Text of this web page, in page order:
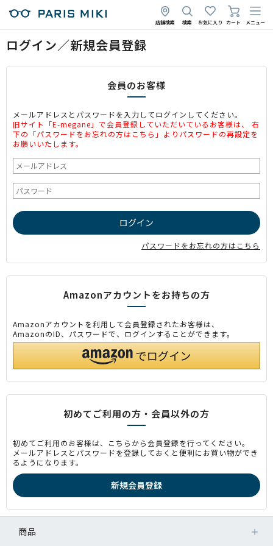
店舗検索 検索 お気に入り カート メニュー
ログイン／新規会員登録
会員のお客様
メールアドレスとパスワードを入力してログインしてください。
旧サイト「E-megane」で会員登録していただいているお客様は、 右
下の「パスワードをお忘れの方はこちら」よりパスワードの再設定を
お願いいたします。
パスワードをお忘れの方はこちら
Amazonアカウントをお持ちの方
Amazonアカウントを利用して会員登録されたお客様は、
AmazonのID、パスワードで、ログインすることができます。
初めてご利用の方・会員以外の方
初めてご利用のお客様は、こちらから会員登録を行ってください。
メールアドレスとパスワードを登録しておくと便利にお買い物ができ
るようになります。
商品